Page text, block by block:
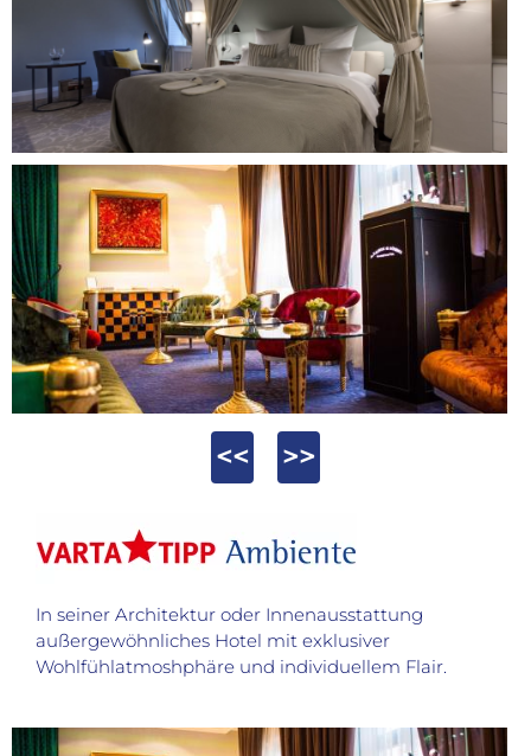
<< >>
In seiner Architektur oder Innenausstattung
außergewöhnliches Hotel mit exklusiver
Wohlfühlatmoshphäre und individuellem Flair.